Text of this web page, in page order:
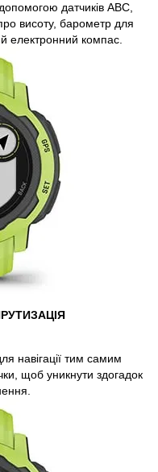
датчиків ABC,
висоту, барометр для
електронний компас.
навігації тим самим
щоб уникнути здогадок